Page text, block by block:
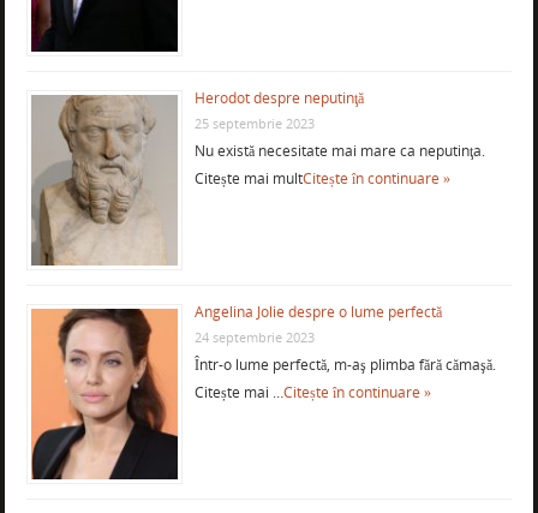
Herodot despre neputinţă
25 septembrie 2023
Nu există necesitate mai mare ca neputinţa.
Citește mai multCitește în continuare »
Angelina Jolie despre o lume perfectă
24 septembrie 2023
Într-o lume perfectă, m-aş plimba fără cămaşă.
Citește mai …Citește în continuare »